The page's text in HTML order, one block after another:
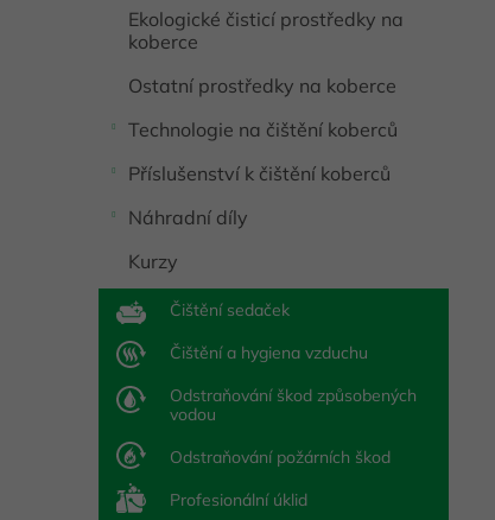
Ekologické čisticí prostředky na
koberce
Ostatní prostředky na koberce
Technologie na čištění koberců
Příslušenství k čištění koberců
Náhradní díly
Kurzy
Čištění sedaček
Čištění a hygiena vzduchu
Odstraňování škod způsobených
vodou
Odstraňování požárních škod
Profesionální úklid